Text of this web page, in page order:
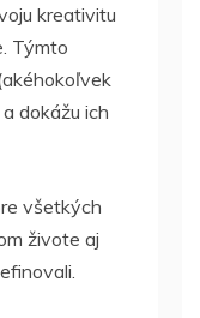
kreativitu
Týmto
dokážu ich
všetkých
živote aj